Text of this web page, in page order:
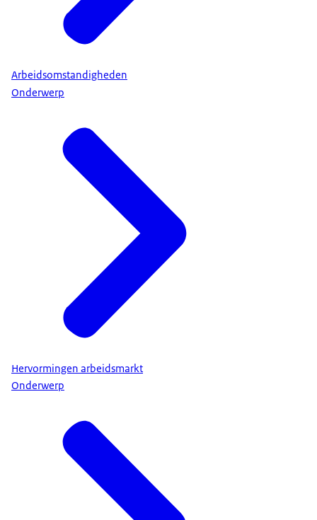
Arbeidsomstandigheden
Onderwerp
Hervormingen arbeidsmarkt
Onderwerp